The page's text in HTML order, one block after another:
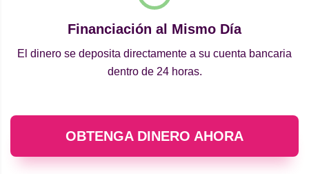
Financiación al Mismo Día
El dinero se deposita directamente a su cuenta bancaria
dentro de 24 horas.
OBTENGA DINERO AHORA